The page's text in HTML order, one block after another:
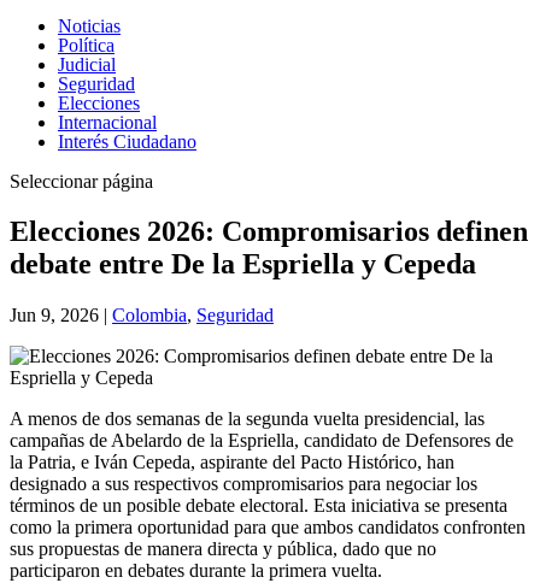
Noticias
Política
Judicial
Seguridad
Elecciones
Internacional
Interés Ciudadano
Seleccionar página
Elecciones 2026: Compromisarios definen
debate entre De la Espriella y Cepeda
Jun 9, 2026 | Colombia, Seguridad
A menos de dos semanas de la segunda vuelta presidencial, las
campañas de Abelardo de la Espriella, candidato de Defensores de
la Patria, e Iván Cepeda, aspirante del Pacto Histórico, han
designado a sus respectivos compromisarios para negociar los
términos de un posible debate electoral. Esta iniciativa se presenta
como la primera oportunidad para que ambos candidatos confronten
sus propuestas de manera directa y pública, dado que no
participaron en debates durante la primera vuelta.